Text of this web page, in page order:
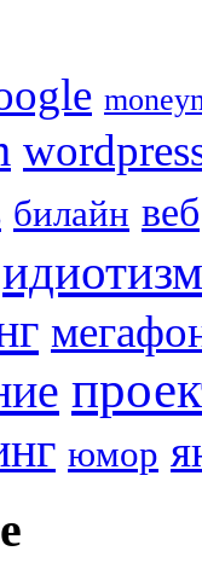
билайн веб
идиотизм
юмор